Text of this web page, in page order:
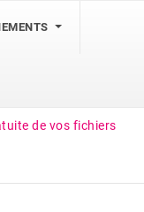
de vos fichiers